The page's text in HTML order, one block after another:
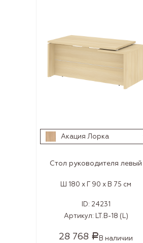
Акация Лорка
Стол руководителя левый
Ш 180 x Г 90 x В 75 см
ID: 24231
Артикул: LT.В-18 (L)
28 768 Р В наличии